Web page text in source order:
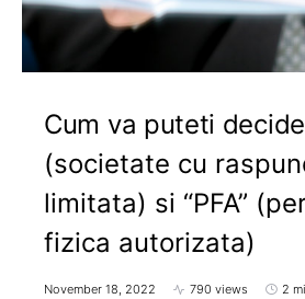
Cum va puteti decide
(societate cu
limitata) si “PFA”
fizica autorizata)
November 18, 2022 790 views 2